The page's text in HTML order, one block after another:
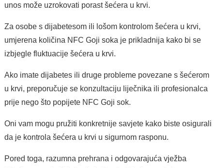
unos može uzrokovati porast šećera u krvi.
Za osobe s dijabetesom ili lošom kontrolom šećera u krvi,
umjerena količina NFC Goji soka je prikladnija kako bi se
izbjegle fluktuacije šećera u krvi.
Ako imate dijabetes ili druge probleme povezane s šećerom
u krvi, preporučuje se konzultaciju liječnika ili profesionalca
prije nego što popijete NFC Goji sok.
Oni vam mogu pružiti konkretnije savjete kako biste osigurali
da je kontrola šećera u krvi u sigurnom rasponu.
Pored toga, razumna prehrana i odgovarajuća vježba